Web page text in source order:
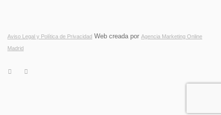
Aviso Legal y Política de Privacidad Web creada por Agencia Marketing Online
Madrid